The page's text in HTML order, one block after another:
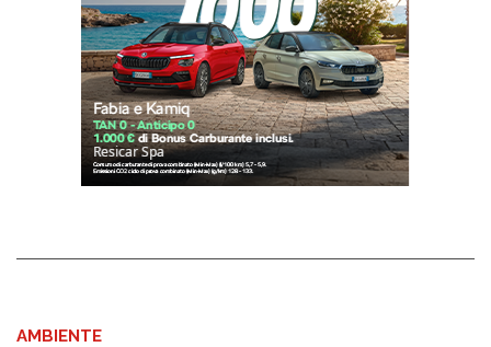
AMBIENTE